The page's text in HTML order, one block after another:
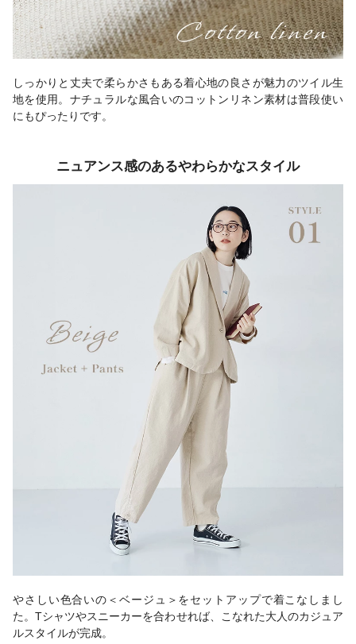
しっかりと丈夫で柔らかさもある着心地の良さが魅力のツイル生
地を使用。ナチュラルな風合いのコットンリネン素材は普段使い
にもぴったりです。
ニュアンス感のあるやわらかなスタイル
やさしい色合いの＜ベージュ＞をセットアップで着こなしまし
た。Tシャツやスニーカーを合わせれば、こなれた大人のカジュア
ルスタイルが完成。